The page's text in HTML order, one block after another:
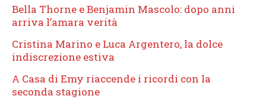
Bella Thorne e Benjamin Mascolo: dopo anni
arriva l’amara verità
Cristina Marino e Luca Argentero, la dolce
indiscrezione estiva
A Casa di Emy riaccende i ricordi con la
seconda stagione